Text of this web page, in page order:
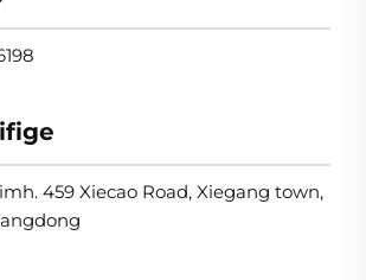
459 Xiecao Road, Xiegang town,